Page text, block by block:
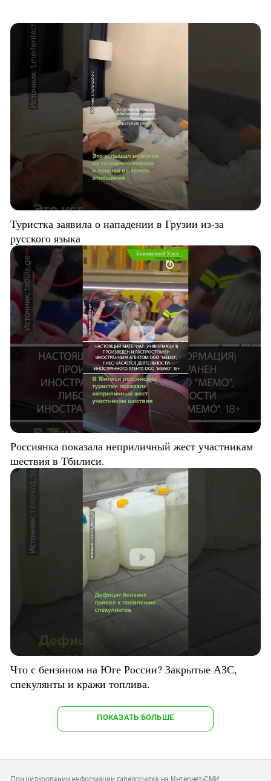
Туристка заявила о нападении в Грузии из-за
русского языка
Россиянка показала неприличный жест участникам
шествия в Тбилиси.
Что с бензином на Юге России? Закрытые АЗС,
спекулянты и кражи топлива.
ПОКАЗАТЬ БОЛЬШЕ
При цитировании информации гиперссылка на Интернет-СМИ